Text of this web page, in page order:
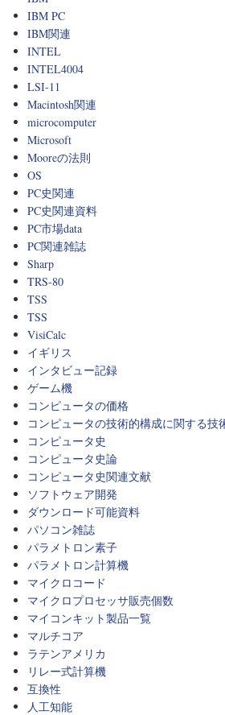
IBM PC
IBM関連
INTEL
INTEL4004
LSI-11
Macintosh関連
microcomputer
Microsoft
Mooreの法則
OS
PC史関連
PC史関連資料
PC市場data
PC関連雑誌
Sharp
TRS-80
TSS
TSS
VisiCalc
イギリス
インタビュー記録
ゲーム機
コンピュータの価格
コンピュータの技術的構成に関する技
コンピュータ史
コンピュータ史論
コンピュータ史関連文献
ソフトウェア開発
ダウンロード可能資料
パソコン雑誌
パラメトロン素子
パラメトロン計算機
マイクロコード
マイクロプロセッサ販売個数
マイコンキット製品一覧
マルチコア
ラテンアメリカ
リレー式計算機
互換性
人工知能